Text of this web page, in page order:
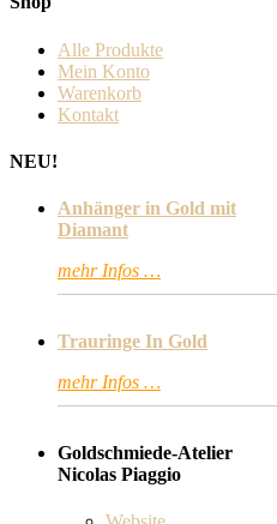
Alle Produkte
Mein Konto
Warenkorb
Kontakt
NEU!
Anhänger in Gold mit
Diamant
mehr Infos …
Trauringe In Gold
mehr Infos …
Goldschmiede-Atelier
Nicolas Piaggio